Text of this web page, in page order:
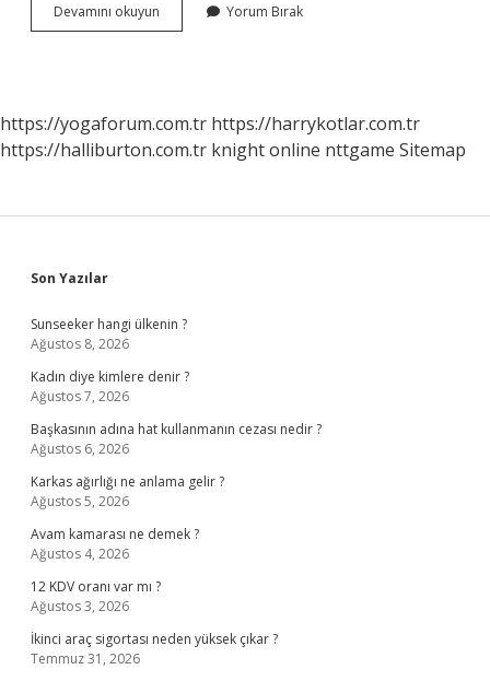
Devamını okuyun Padişahın
Mutlak
Hümayun
Üyesi
Yorum Bırak
https://yogaforum.com.tr https://harrykotlar.com.tr
https://halliburton.com.tr knight online nttgame Sitemap
Sidebar
Son Yazılar
Sunseeker hangi ülkenin ?
Ağustos 8, 2026
Kadın diye kimlere denir ?
Ağustos 7, 2026
Başkasının adına hat kullanmanın cezası nedir ?
Ağustos 6, 2026
Karkas ağırlığı ne anlama gelir ?
Ağustos 5, 2026
Avam kamarası ne demek ?
Ağustos 4, 2026
12 KDV oranı var mı ?
Ağustos 3, 2026
İkinci araç sigortası neden yüksek çıkar ?
Temmuz 31, 2026